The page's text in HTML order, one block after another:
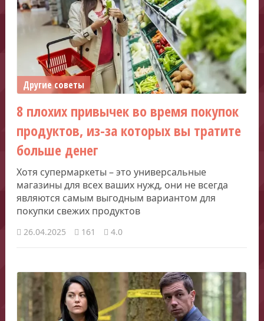
Другие советы
8 плохих привычек во время покупок
продуктов, из-за которых вы тратите
больше денег
Хотя супермаркеты – это универсальные
магазины для всех ваших нужд, они не всегда
являются самым выгодным вариантом для
покупки свежих продуктов
26.04.2025 161 4.0